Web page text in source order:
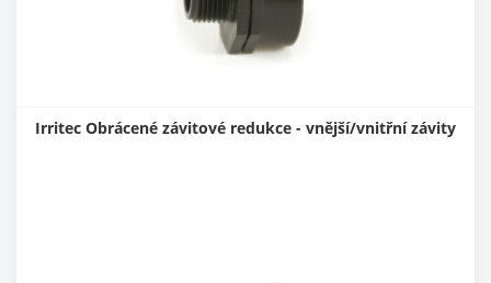
Irritec Obrácené závitové redukce - vnější/vnitřní závity